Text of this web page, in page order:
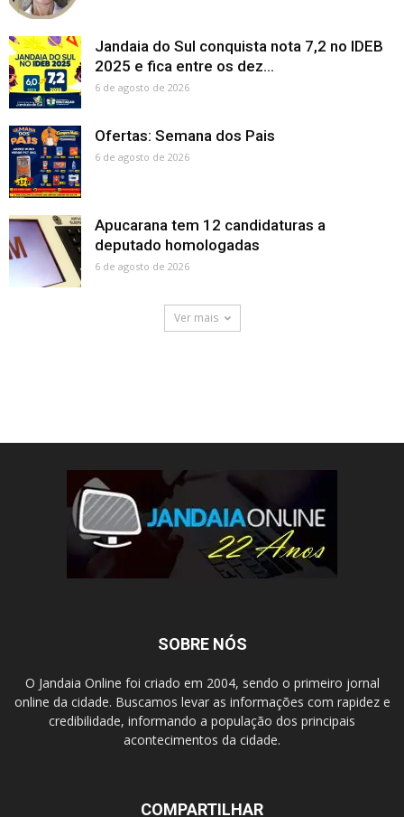
Jandaia do Sul conquista nota 7,2 no IDEB
2025 e fica entre os dez...
6 de agosto de 2026
Ofertas: Semana dos Pais
6 de agosto de 2026
Apucarana tem 12 candidaturas a
deputado homologadas
6 de agosto de 2026
Ver mais
SOBRE NÓS
O Jandaia Online foi criado em 2004, sendo o primeiro jornal
online da cidade. Buscamos levar as informações com rapidez e
credibilidade, informando a população dos principais
acontecimentos da cidade.
COMPARTILHAR